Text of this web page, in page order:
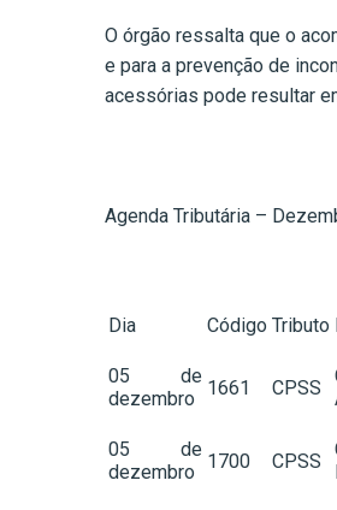
O órgão ressalta que o
e para a prevenção de
acessórias pode resultar
Agenda Tributária –
Dia Código Tributo
05 de
dezembro 1661 CPSS
05 de
dezembro 1700 CPSS